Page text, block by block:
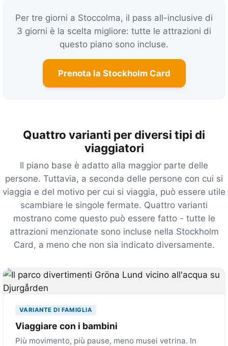
Per tre giorni a Stoccolma, il pass all-inclusive di
3 giorni è la scelta migliore: tutte le attrazioni di
questo piano sono incluse.
Prenota la Stockholm Card
Quattro varianti per diversi tipi di
viaggiatori
Il piano base è adatto alla maggior parte delle
persone. Tuttavia, a seconda delle persone con cui si
viaggia e del motivo per cui si viaggia, può essere utile
scambiare le singole fermate. Quattro varianti
mostrano come questo può essere fatto - tutte le
attrazioni menzionate sono incluse nella Stockholm
Card, a meno che non sia indicato diversamente.
VARIANTE DI FAMIGLIA
Viaggiare con i bambini
Più movimento, più pause, meno musei vetrina. In